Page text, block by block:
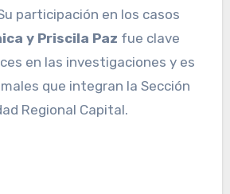
participación en los casos
y Priscila Paz fue clave
en las investigaciones y es
que integran la Sección
Regional Capital.